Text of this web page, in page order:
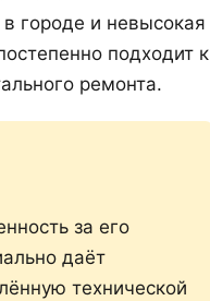
городе и невысокая
подходит к
ремонта.
за его
даёт
технической